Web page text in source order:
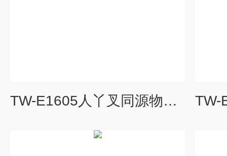
TW-E1605人丫叉同源物1(SSH1)ELISA试剂盒